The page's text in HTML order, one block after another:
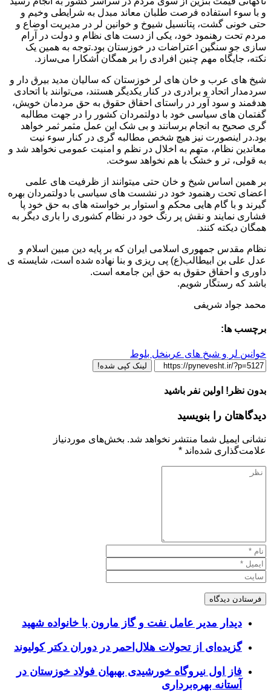
و با سوء استفاده فرصت طلبان معاند مبدل به شرایطی وخیم و
حتی خونی گشت، پتانسیل شیوخ و خوانین لر در مدیریت اوضاع و
مردم تحت رهنمود خود، یکی از دست های نظام و دولت در آرام
سازی جو سنگین اعتراضات در خوزستان بود.توجه به همین یک
نکته، جایگاه مهم چنین افرادی را بر همگان آشکارا می‌سازد.
شیخ های عرب و خان های لر خوزستان که سالیان مدید بیرق دار و
سردمدار اتحاد و برادری در کنار یکدیگر هستند، می‌توانند با اتحادی
هدفمند و سود آور در راستای احقاق حقوق به حق مردمان خویش،
گفتمان های سیاسی خود با دولتمردان کشور را در جهت مطالبه
گری صحیح به انجام برسانند و بی شک این عمل مثمر ثمر خواهد
بود.در اینصورت نیز هیچ شخص مطالبه گری در کنار سوء نیت
معاندین نظام، متهم به اخلال در نظم و امنیت عمومی نخواهد شد و
به قولی، تر و خشک با هم نخواهد سوخت.
بر همین اساس شیخ و خان حتی میتوانند از ظرفیت های علمی
اعضای تحت رهنمود خود در نشست های سیاسی با دولتمردان بهره
گیرند و با گام هایی محکم و استوار بر خواسته های به حق خود پا
فشاری نمایند و نقش پر رنگ خود در نظام کشوری را باری دیگر به
همگان دیکته کنند.
نظام مقدس جمهوری اسلامی ایران که بر پایه دین مبین اسلام و
عدل علی بن ابیطالب(ع) پی ریزی و بنا نهاده شده است، شایسته ی
داوری و احقاق حقوق به حق این جامعه است.
باشد که رستگار شویم.
محمد جواد شریفی
برچسب ها:
خوانین لر و شیخ های عربنخل بلوط
لینک کپی شده!
بدون نظر! اولین نفر باشید
دیدگاهتان را بنویسید
نشانی ایمیل شما منتشر نخواهد شد. بخش‌های موردنیاز
علامت‌گذاری شده‌اند *
دیدار مدیر عامل نفت و گاز مارون با خانواده شهید
گزیده‌ای از تحولات هلال‌احمر در دوران دکتر کولیوند
فاز اول نیروگاه خورشیدی بهبهان فولاد خوزستان در
آستانه بهره‌برداری